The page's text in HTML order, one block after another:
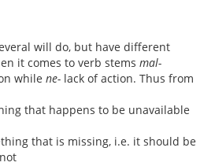
will do, but have different
it comes to verb stems mal-
while ne- lack of action. Thus from
that happens to be unavailable
that is missing, i.e. it should be